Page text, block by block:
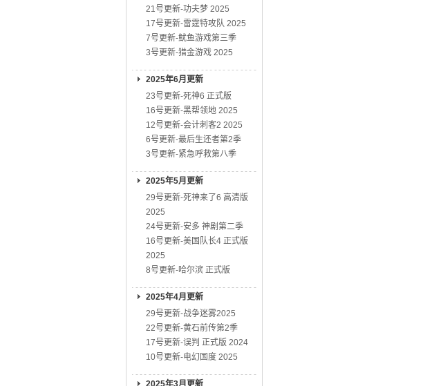
21号更新-功夫梦 2025
17号更新-雷霆特攻队 2025
7号更新-鱿鱼游戏第三季
3号更新-猎金游戏 2025
2025年6月更新
23号更新-死神6 正式版
16号更新-黑帮领地 2025
12号更新-会计刺客2 2025
6号更新-最后生还者第2季
3号更新-紧急呼救第八季
2025年5月更新
29号更新-死神来了6 高清版
2025
24号更新-安多 神剧第二季
16号更新-美国队长4 正式版
2025
8号更新-哈尔滨 正式版
2025年4月更新
29号更新-战争迷雾2025
22号更新-黄石前传第2季
17号更新-误判 正式版 2024
10号更新-电幻国度 2025
2025年3月更新